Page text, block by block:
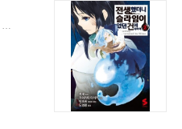
카와카미 타이키 글,그림/후세,밋츠바 원저/도영명 역 | 2016년 02월 26일